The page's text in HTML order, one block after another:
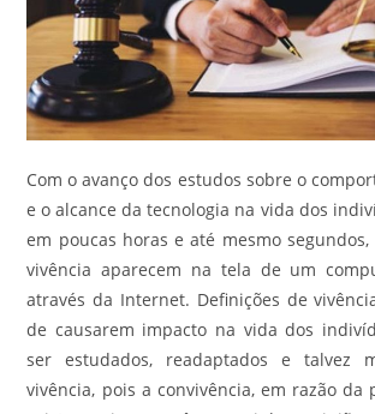
Com o avanço dos estudos sobre o
e o alcance da tecnologia na vida dos
em poucas horas e até mesmo
vivência aparecem na tela de um
através da Internet. Definições de
de causarem impacto na vida dos
ser estudados, readaptados e talvez
vivência, pois a convivência, em razão da